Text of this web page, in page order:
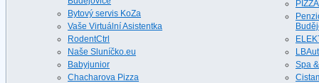
Bytový servis KoZa
Vaše Virtuální Asistentka
RodentCtrl
Naše Sluníčko.eu
Babyjunior
Chacharova Pizza
Spa